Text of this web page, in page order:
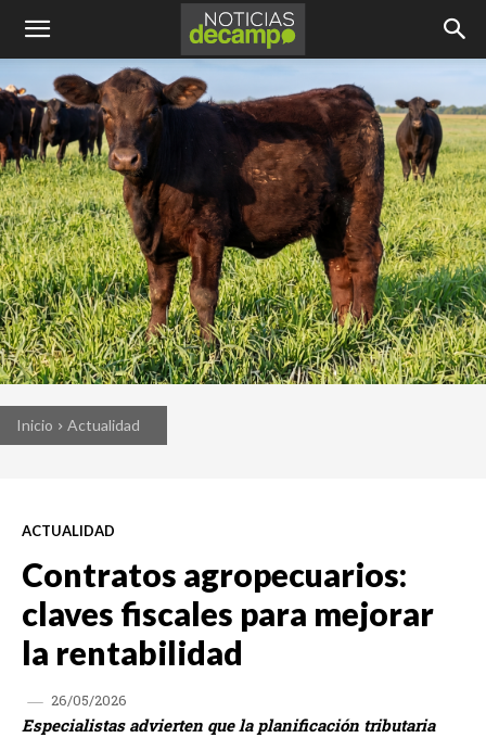
Inicio Actualidad
ACTUALIDAD
Contratos agropecuarios:
claves fiscales para mejorar
la rentabilidad
26/05/2026
Especialistas advierten que la planificación tributaria